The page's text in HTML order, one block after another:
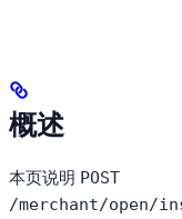
概述
本页说明 POST
/merchant/open/